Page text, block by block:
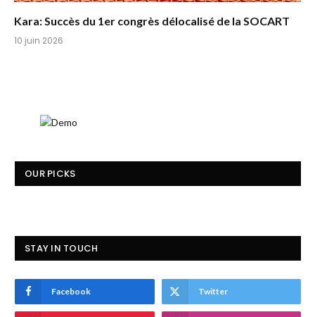
Kara: Succès du 1er congrès délocalisé de la SOCART
10 juin 2026
OUR PICKS
STAY IN TOUCH
Facebook Twitter